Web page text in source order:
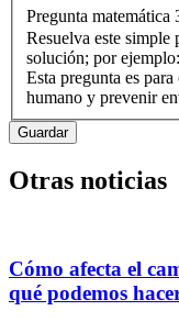
Pregunta matemática
Resuelva este simple
solución; por
Esta pregunta es
humano y prevenir
Otras noticias
Cómo afecta el
qué podemos